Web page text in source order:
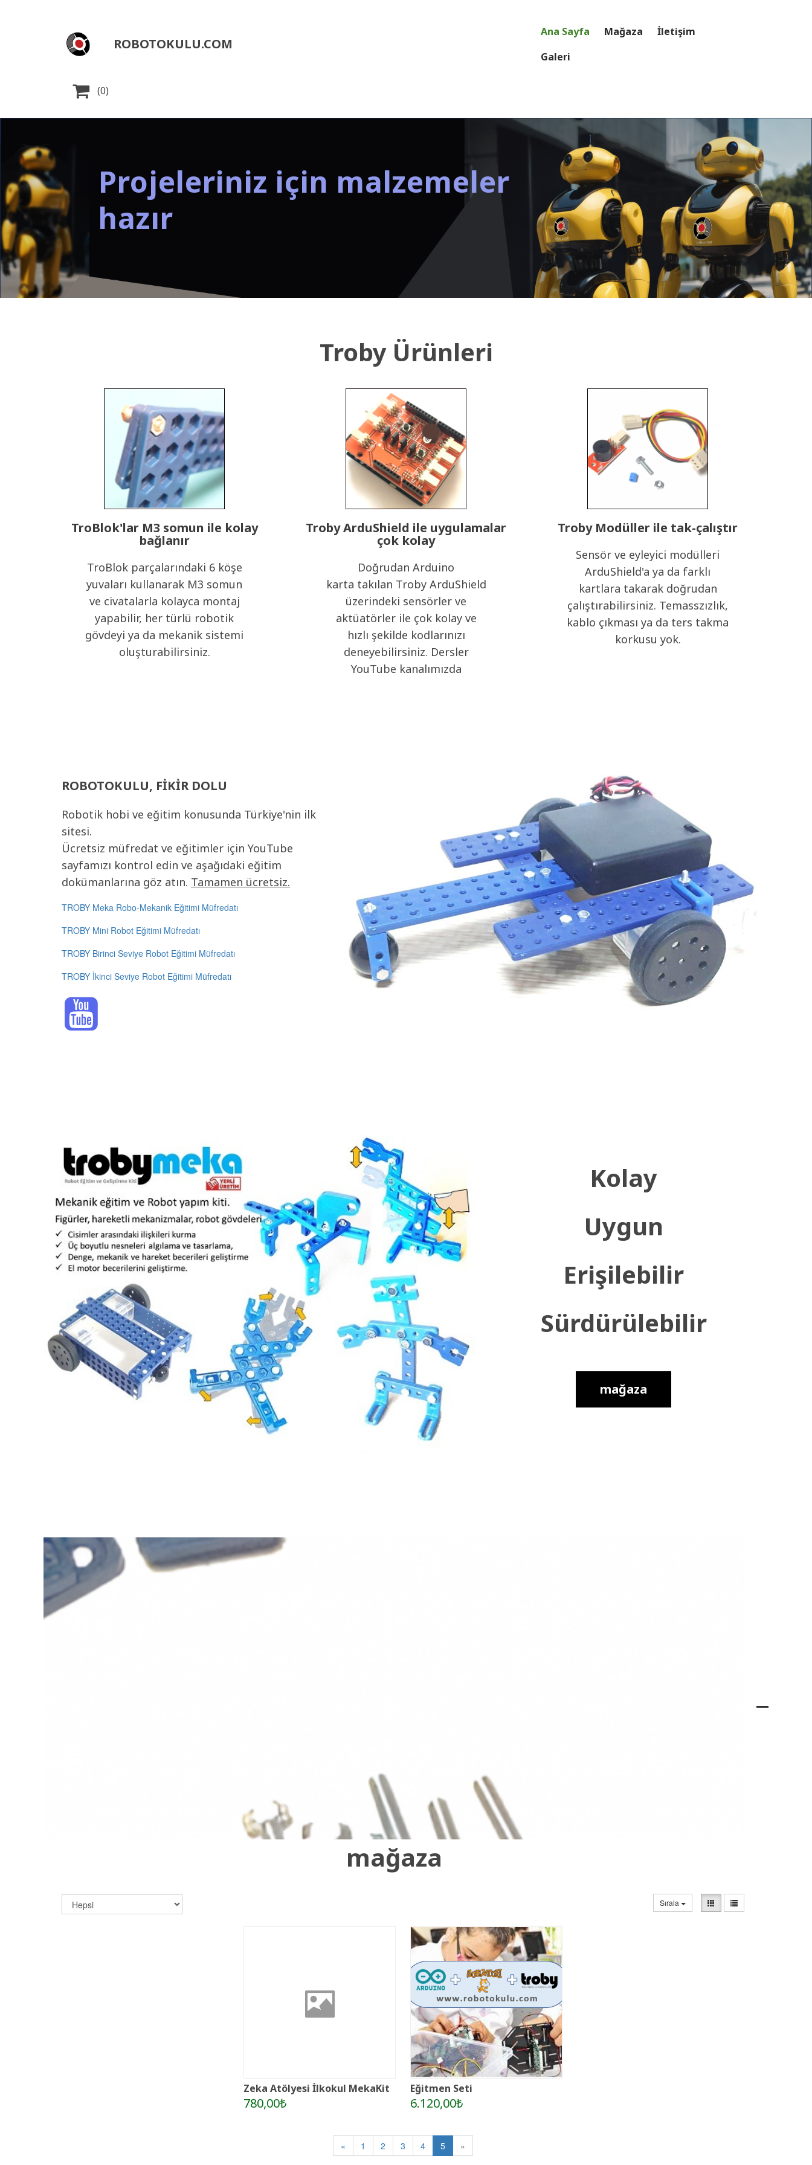
ROBOTOKULU.COM
Ana Sayfa Mağaza
İletişim
Galeri
 (0)
Projeleriniz için malzemeler
hazır
Troby Ürünleri
TroBlok'lar M3 somun ile kolay
bağlanır
TroBlok parçalarındaki 6 köşe
yuvaları kullanarak M3 somun
ve civatalarla kolayca montaj
yapabilir, her türlü robotik
gövdeyi ya da mekanik sistemi
oluşturabilirsiniz.
Troby ArduShield ile uygulamalar
çok kolay
Doğrudan Arduino
karta takılan Troby ArduShield
üzerindeki sensörler ve
aktüatörler ile çok kolay ve
hızlı şekilde kodlarınızı
deneyebilirsiniz. Dersler
YouTube kanalımızda
Troby Modüller ile tak-çalıştır
Sensör ve eyleyici modülleri
ArduShield'a ya da farklı
kartlara takarak doğrudan
çalıştırabilirsiniz. Temasszızlık,
kablo çıkması ya da ters takma
korkusu yok.
ROBOTOKULU, FIKIR DOLU
Robotik hobi ve eğitim konusunda Türkiye'nin ilk
sitesi.
Ücretsiz müfredat ve eğitimler için YouTube
sayfamızı kontrol edin ve aşağıdaki eğitim
dokümanlarına göz atın. Tamamen ücretsiz.
TROBY Meka Robo-Mekanik Eğitimi Müfredatı
TROBY Mini Robot Eğitimi Müfredatı
TROBY Birinci Seviye Robot Eğitimi Müfredatı
TROBY İkinci Seviye Robot Eğitimi Müfredatı

Kolay
Uygun
Erişilebilir
Sürdürülebilir
mağaza
mağaza
Sırala
Zeka Atölyesi İlkokul MekaKit
780,00₺
Eğitmen Seti
6.120,00₺
« 1 2 3 4 5 »